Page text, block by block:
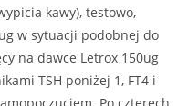
kawy), testowo,
w sytuacji podobnej do
na dawce Letrox 150ug
TSH poniżej 1, FT4 i